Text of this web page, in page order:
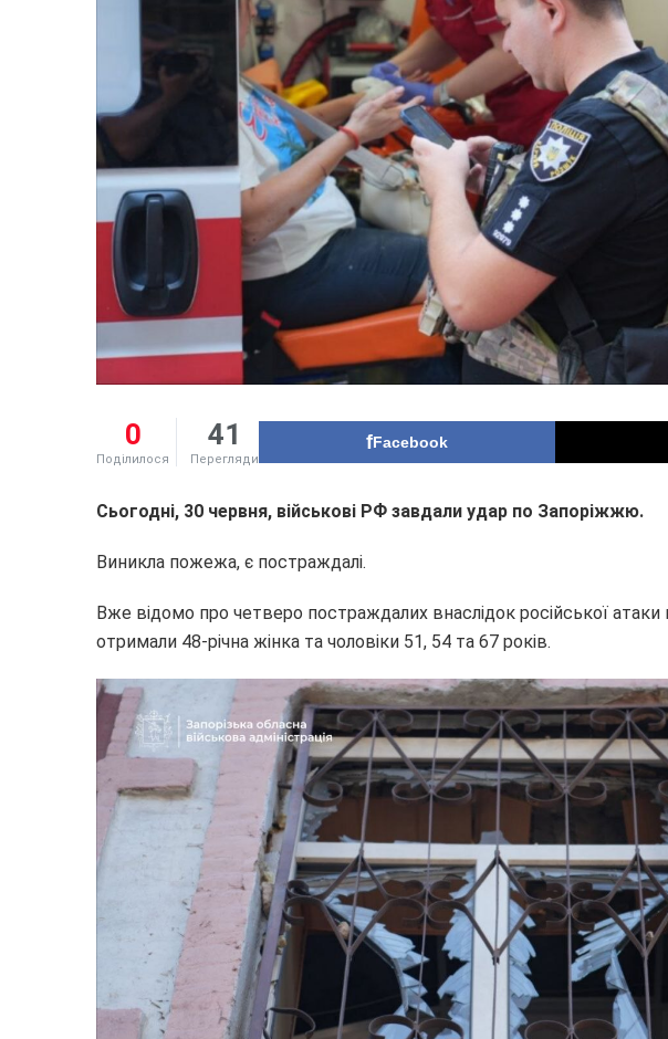
0
Поділилося
41
Перегляди
Facebook
Сьогодні, 30 червня, військові РФ завдали удар по Запоріжжю.
Виникла пожежа, є постраждалі.
Вже відомо про четверо постраждалих внаслідок російської
отримали 48-річна жінка та чоловіки 51, 54 та 67 років.